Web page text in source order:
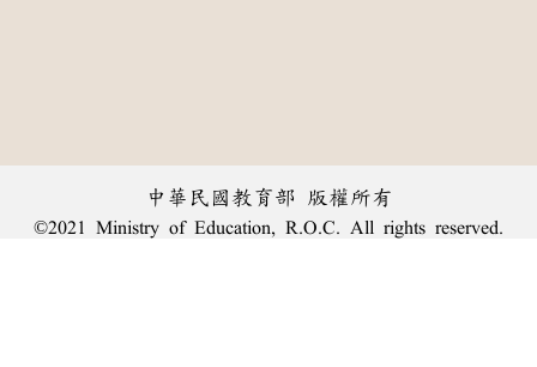
中華民國教育部 版權所有
©2021 Ministry of Education, R.O.C. All rights reserved.